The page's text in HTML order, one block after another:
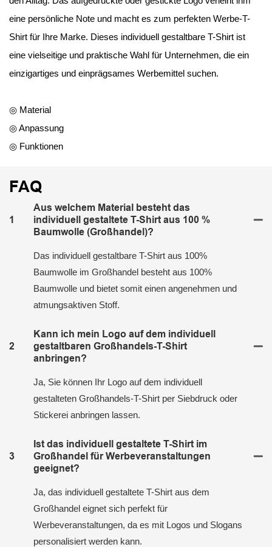
eine persönliche Note und macht es zum perfekten Werbe-T-
Shirt für Ihre Marke. Dieses individuell gestaltbare T-Shirt ist
eine vielseitige und praktische Wahl für Unternehmen, die ein
einzigartiges und einprägsames Werbemittel suchen.
◎ Material
◎ Anpassung
◎ Funktionen
FAQ
1
Aus welchem ​​Material besteht das
individuell gestaltete T-Shirt aus 100 %
Baumwolle (Großhandel)?
Das individuell gestaltbare T-Shirt aus 100%
Baumwolle im Großhandel besteht aus 100%
Baumwolle und bietet somit einen angenehmen und
atmungsaktiven Stoff.
2
Kann ich mein Logo auf dem individuell
gestaltbaren Großhandels-T-Shirt
anbringen?
Ja, Sie können Ihr Logo auf dem individuell
gestalteten Großhandels-T-Shirt per Siebdruck oder
Stickerei anbringen lassen.
3
Ist das individuell gestaltete T-Shirt im
Großhandel für Werbeveranstaltungen
geeignet?
Ja, das individuell gestaltete T-Shirt aus dem
Großhandel eignet sich perfekt für
Werbeveranstaltungen, da es mit Logos und Slogans
personalisiert werden kann.